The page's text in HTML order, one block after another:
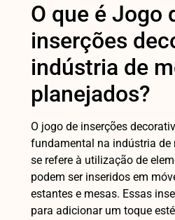
O que é Jogo
inserções
indústria de
planejados?
O jogo de inserções
fundamental na indústria de
se refere à utilização de
podem ser inseridos em
estantes e mesas. Essas
para adicionar um toque